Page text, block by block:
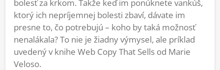
bolesť za krkom. Takže keď im ponúknete vankúš,
ktorý ich nepríjemnej bolesti zbaví, dávate im
presne to, čo potrebujú – koho by taká možnosť
nenalákala? To nie je žiadny výmysel, ale príklad
uvedený v knihe Web Copy That Sells od Marie
Veloso.